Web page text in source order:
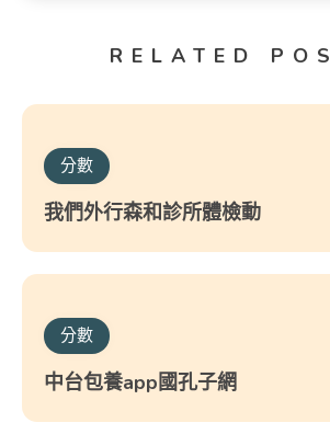
RELATED
分數
我們外行森和診所體檢動
分數
中台包養app國孔子網